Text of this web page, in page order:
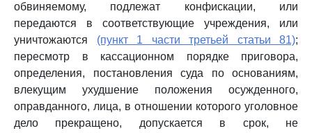
обвиняемому, подлежат конфискации, или
передаются в соответствующие учреждения, или
уничтожаются (пункт 1 части третьей статьи 81);
пересмотр в кассационном порядке приговора,
определения, постановления суда по основаниям,
влекущим ухудшение положения осужденного,
оправданного, лица, в отношении которого уголовное
дело прекращено, допускается в срок, не